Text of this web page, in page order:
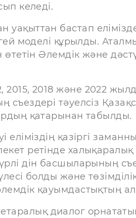
келеді.
уақыттан бастап
моделі құрылды.
өтетін Әлемдік және
2018 және 2022
съездері тәуелсіз
қатарынан табылды.
еліміздің қазіргі
ретінде
дін басшыларының
болды және
қауымдастықтың
диалог